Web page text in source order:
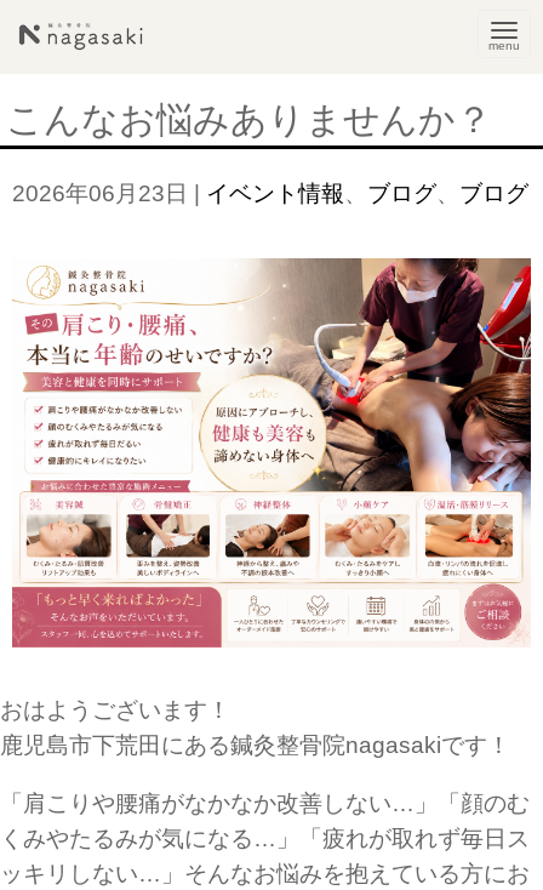
N
a
o
n
こんなお悩みありませんか？
2026年06月23日 | イベント情報、 ブログ、 ブログ
おはようございます！
鹿児島市下荒田にある鍼灸整骨院nagasakiです！
「肩こりや腰痛がなかなか改善しない…」「顔のむ
くみやたるみが気になる…」「疲れが取れず毎日ス
ッキリしない…」そんなお悩みを抱えている方にお